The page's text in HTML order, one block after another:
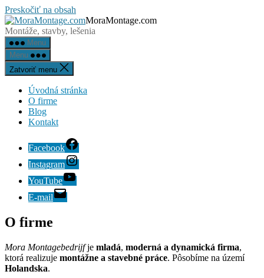
Preskočiť na obsah
MoraMontage.com
Montáže, stavby, lešenia
Menu
Menu
Zatvoriť menu
Úvodná stránka
O firme
Blog
Kontakt
Facebook
Instagram
YouTube
E-mail
O firme
Mora Montagebedrijfje mladá, moderná a dynamická firma,
ktorá realizuje montážne a stavebné práce. Pôsobíme na území
Holandska.